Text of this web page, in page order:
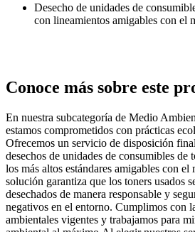
Desecho de unidades de
con lineamientos amigables con el
Conoce más sobre este
En nuestra subcategoría de Medio
estamos comprometidos con prácticas
Ofrecemos un servicio de disposición
desechos de unidades de consumibles de
los más altos estándares amigables con
solución garantiza que los toners usados
desechados de manera responsable y
negativos en el entorno. Cumplimos con
ambientales vigentes y trabajamos para